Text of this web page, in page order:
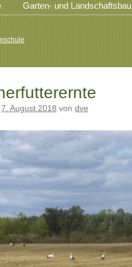
Garten- und Landschaftsbau
7. August 2018 von dve